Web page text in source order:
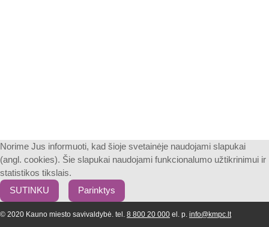
Norime Jus informuoti, kad šioje svetainėje naudojami slapukai
(angl. cookies). Šie slapukai naudojami funkcionalumo užtikrinimui ir
statistikos tikslais.
SUTINKU
Parinktys
© 2020 Kauno miesto savivaldybė. tel. 8 800 20 000 el. p. info@kmpc.lt